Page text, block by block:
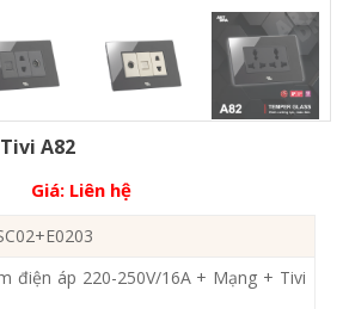
A82
Giá: Liên hệ
điện áp 220-250V/16A + Mạng + Tivi